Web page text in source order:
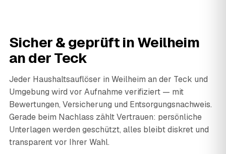
Sicher & geprüft in Weilheim
an der Teck
Jeder Haushaltsauflöser in Weilheim an der Teck und
Umgebung wird vor Aufnahme verifiziert — mit
Bewertungen, Versicherung und Entsorgungsnachweis.
Gerade beim Nachlass zählt Vertrauen: persönliche
Unterlagen werden geschützt, alles bleibt diskret und
transparent vor Ihrer Wahl.